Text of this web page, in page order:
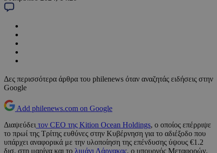
Δες περισσότερα άρθρα του philenews όταν αναζητάς ειδήσεις στην
Google
Add philenews.com on Google
Διαψεύδει τον CEO της Kition Ocean Holdings, ο οποίος επέρριψε
το πρωί της Τρίτης ευθύνες στην Κυβέρνηση για το αδιέξοδο που
υπάρχει αναφορικά με την υλοποίηση της επένδυσης ύψους €1.2
δισ. στη μαρίνα και το λιμάνι Λάρνακας, ο υπουργός Μεταφορών.